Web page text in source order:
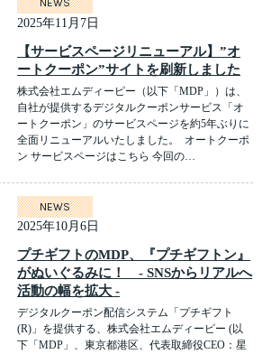
NEWS
2025年11月7日
【サービスページリニューアル】”オ
ートクーポン”サイトを刷新しました
株式会社エムディーピー（以下「MDP」）は、
自社が提供するデジタルクーポンサービス「オ
ートクーポン」のサービスページを約5年ぶりに
全面リニューアルいたしました。 オートクーポ
ン サービスページはこちら 今回の…
NEWS
2025年10月6日
プチギフトのMDP、『プチギフトン』
がぬいぐるみに！ - SNSからリアルへ
活動の幅を拡大 -
デジタルクーポン配信システム「プチギフト
(R)」を提供する、株式会社エムディーピー (以
下「MDP」、東京都港区、代表取締役CEO：星